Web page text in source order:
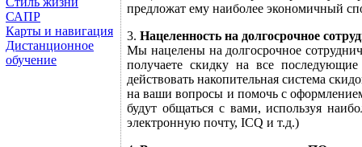
САПР
Карты и навигация
Дистанционное
обучение
предложат ему наиболее экономичный
3. Нацеленность на долгосрочное
Мы нацелены на долгосрочное
получаете скидку на все
действовать накопительная система
на ваши вопросы и помочь с
будут общаться с вами, используя
электронную почту, ICQ и т.д.)